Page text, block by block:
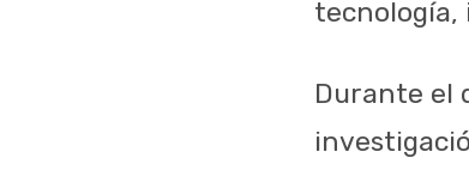
tecnología,
Durante el